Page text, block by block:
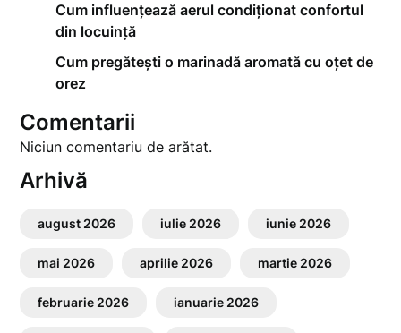
Cum influențează aerul condiționat confortul
din locuință
Cum pregătești o marinadă aromată cu oțet de
orez
Comentarii
Niciun comentariu de arătat.
Arhivă
august 2026 iulie 2026 iunie 2026
mai 2026 aprilie 2026 martie 2026
februarie 2026 ianuarie 2026